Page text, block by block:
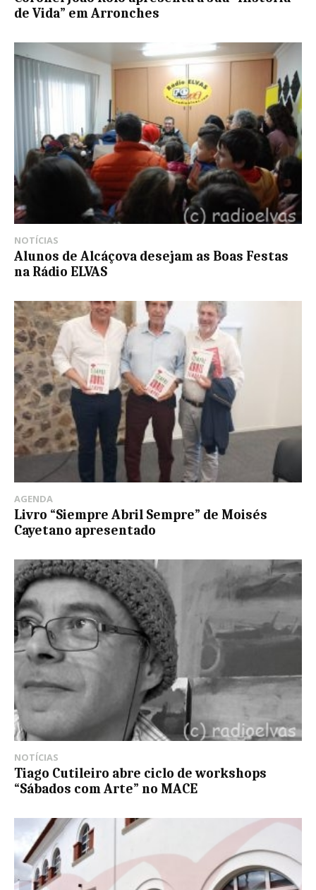
de Vida” em Arronches
NOTÍCIAS
Alunos de Alcáçova desejam as Boas Festas
na Rádio ELVAS
AGENDA
Livro “Siempre Abril Sempre” de Moisés
Cayetano apresentado
NOTÍCIAS
Tiago Cutileiro abre ciclo de workshops
“Sábados com Arte” no MACE